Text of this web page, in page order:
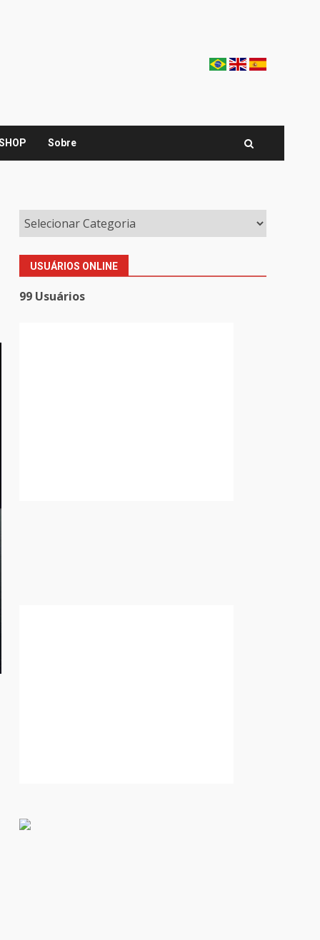
Sobre
USUÁRIOS ONLINE
99 Usuários